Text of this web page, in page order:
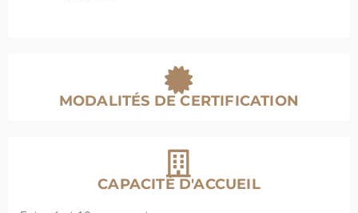
MODALITÉS DE CERTIFICATION
CAPACITÉ D'ACCUEIL